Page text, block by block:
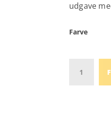
udgave
Farve